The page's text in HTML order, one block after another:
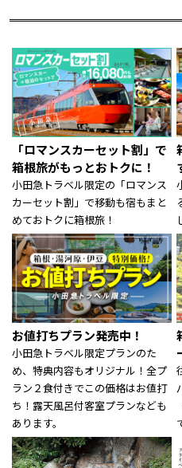
「ロマンスカーセット割」で
箱根旅がもっとおトクに！
小田急トラベル限定の「ロマンス
カーセット割」で移動も宿もまと
めておトクに箱根旅！
お値打ちプラン発売中！
小田急トラベル限定プランのた
め、特典内容もオリジナル！全プ
ラン２食付きでこの価格はお値打
ち！露天風呂付客室プランなども
あります。